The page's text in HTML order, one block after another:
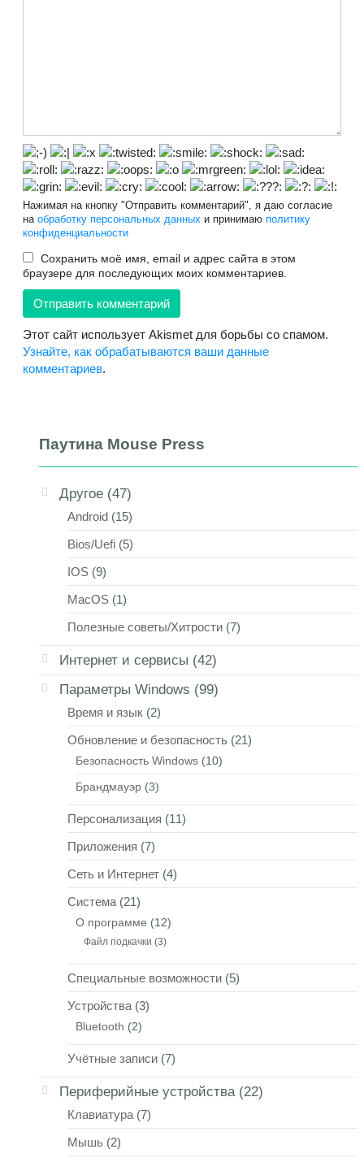
Нажимая на кнопку "Отправить комментарий", я даю согласие
на обработку персональных данных и принимаю политику
конфиденциальности
Сохранить моё имя, email и адрес сайта в этом
браузере для последующих моих комментариев.
Этот сайт использует Akismet для борьбы со спамом.
Узнайте, как обрабатываются ваши данные
комментариев.
Паутина Mouse Press
Другое (47)
Android (15)
Bios/Uefi (5)
IOS (9)
MacOS (1)
Полезные советы/Хитрости (7)
Интернет и сервисы (42)
Параметры Windows (99)
Время и язык (2)
Обновление и безопасность (21)
Безопасность Windows (10)
Брандмауэр (3)
Персонализация (11)
Приложения (7)
Сеть и Интернет (4)
Система(21)
О программе (12)
Файл подкачки (3)
Специальные возможности (5)
Устройства(3)
Bluetooth (2)
Учётные записи (7)
Периферийные устройства(22)
Клавиатура(7)
Мышь (2)